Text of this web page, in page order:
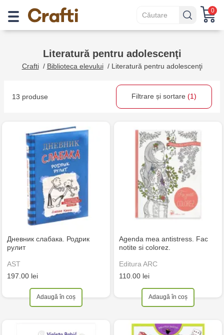
0
Literatură pentru adolescenţi
Crafti/ Biblioteca elevului/ Literatură pentru adolescenţi
13 produse Filtrare și sortare (1)
Дневник слабака. Родрик
рулит
AST
197.00 lei
Adaugă în coș
Agenda mea antistress. Fac
notite si colorez.
Editura ARC
110.00 lei
Adaugă în coș